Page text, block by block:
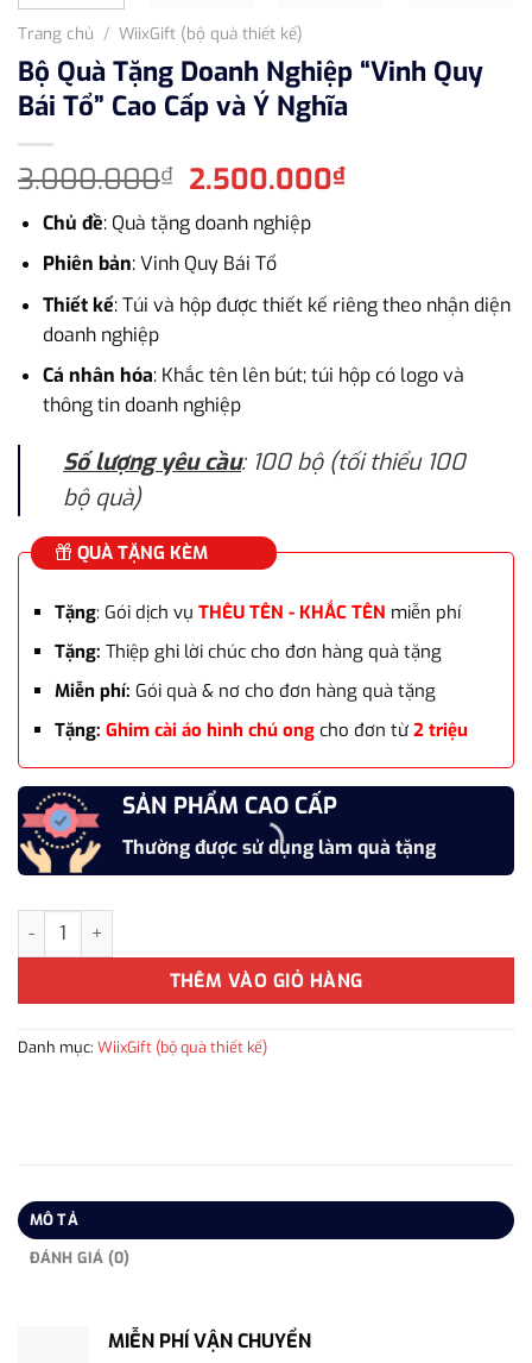
Trang chủ / WiixGift (bộ quà thiết kế)
Bộ Quà Tặng Doanh Nghiệp “Vinh Quy
Bái Tổ” Cao Cấp và Ý Nghĩa
3.000.000₫ Giá
gốc
là:
3.000.000₫.
2.500.000₫Giá
2.500.000₫.
Chủ đề: Quà tặng doanh nghiệp
Phiên bản: Vinh Quy Bái Tổ
Thiết kế: Túi và hộp được thiết kế riêng theo nhận diện
doanh nghiệp
Cá nhân hóa: Khắc tên lên bút; túi hộp có logo và
thông tin doanh nghiệp
Số lượng yêu cầu: 100 bộ (tối thiểu 100
bộ quà)
QUÀ TẶNG KÈM
Tặng: Gói dịch vụ THÊU TÊN - KHẮC TÊN miễn phí
Tặng: Thiệp ghi lời chúc cho đơn hàng quà tặng
Miễn phí: Gói quà & nơ cho đơn hàng quà tặng
Tặng: Ghim cài áo hình chú ongcho đơn từ 2 triệu
SẢN PHẨM CAO CẤP
Thường được sử dụng làm quà tặng
Bộ Quà Tặng Doanh Nghiệp "Vinh Quy Bái Tổ" Cao Cấp và Ý
THÊM VÀO GIỎ HÀNG
Danh mục: WiixGift (bộ quà thiết kế)
MÔ TẢ
ĐÁNH GIÁ (0)
MIỄN PHÍ VẬN CHUYỂN